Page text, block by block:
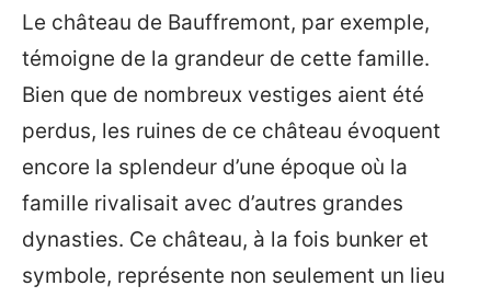
Le château de Bauffremont, par exemple,
témoigne de la grandeur de cette famille.
Bien que de nombreux vestiges aient été
perdus, les ruines de ce château évoquent
encore la splendeur d’une époque où la
famille rivalisait avec d’autres grandes
dynasties. Ce château, à la fois bunker et
symbole, représente non seulement un lieu